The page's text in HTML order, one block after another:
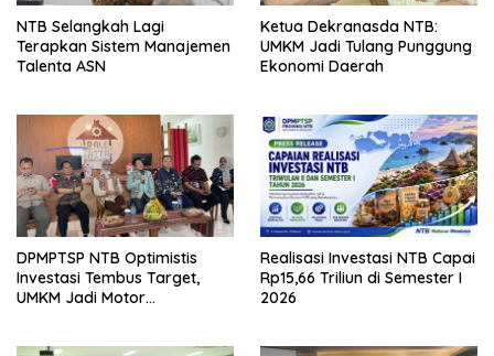
NTB Selangkah Lagi
Terapkan Sistem Manajemen
Talenta ASN
Ketua Dekranasda NTB:
UMKM Jadi Tulang Punggung
Ekonomi Daerah
DPMPTSP NTB Optimistis
Investasi Tembus Target,
UMKM Jadi Motor
Realisasi Investasi NTB Capai
Rp15,66 Triliun di Semester I
2026